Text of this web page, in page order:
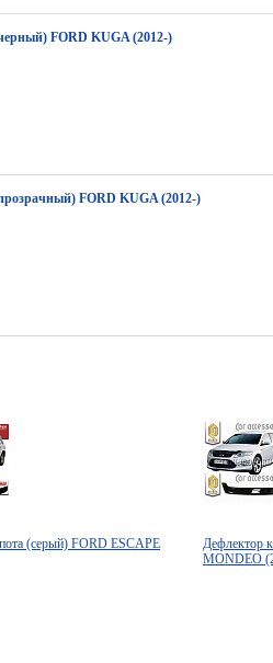
FORD KUGA (2012-)
FORD KUGA (2012-)
(серый) FORD ESCAPE
Дефлектор
MONDEO